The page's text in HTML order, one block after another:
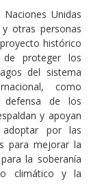
Unidas
otras personas
histórico
de proteger los
del sistema
como
defensa de los
y apoyan
por las
para mejorar la
la soberanía
climático y la